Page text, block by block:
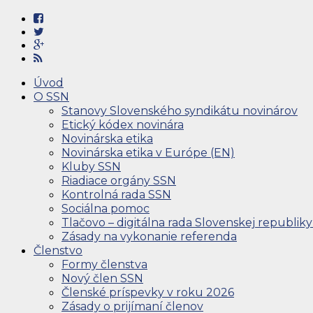
Úvod
O SSN
Stanovy Slovenského syndikátu novinárov
Etický kódex novinára
Novinárska etika
Novinárska etika v Európe (EN)
Kluby SSN
Riadiace orgány SSN
Kontrolná rada SSN
Sociálna pomoc
Tlačovo – digitálna rada Slovenskej republiky
Zásady na vykonanie referenda
Členstvo
Formy členstva
Nový člen SSN
Členské príspevky v roku 2026
Zásady o prijímaní členov